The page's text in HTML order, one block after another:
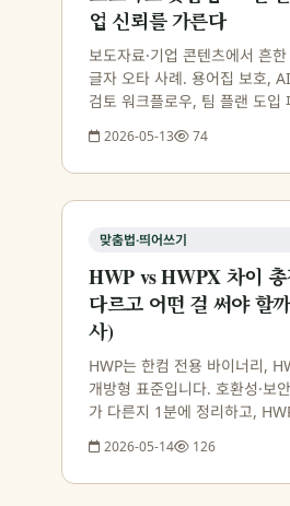
업 신뢰를 가른다
보도자료·기업 콘텐츠에서 흔
글자 오타 사례. 용어집 보호,
검토 워크플로우, 팀 플랜 도입
2026-05-13 74
맞춤법·띄어쓰기
HWP vs HWPX 차이
다르고 어떤 걸 써야 할
사)
HWP는 한컴 전용 바이너리,
개방형 표준입니다. 호환성·보
가 다른지 1분에 정리하고,
통째 맞춤법 검사까지 이어서 안
2026-05-14 126